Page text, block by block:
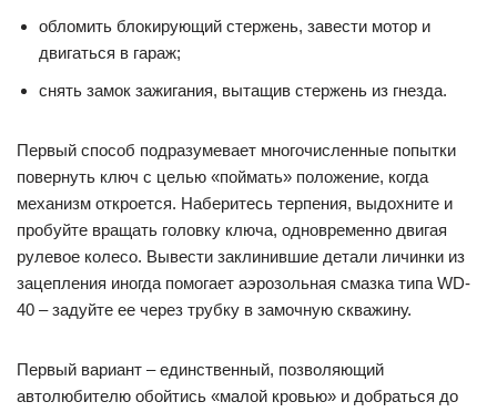
обломить блокирующий стержень, завести мотор и
двигаться в гараж;
снять замок зажигания, вытащив стержень из гнезда.
Первый способ подразумевает многочисленные попытки
повернуть ключ с целью «поймать» положение, когда
механизм откроется. Наберитесь терпения, выдохните и
пробуйте вращать головку ключа, одновременно двигая
рулевое колесо. Вывести заклинившие детали личинки из
зацепления иногда помогает аэрозольная смазка типа WD-
40 – задуйте ее через трубку в замочную скважину.
Первый вариант – единственный, позволяющий
автолюбителю обойтись «малой кровью» и добраться до